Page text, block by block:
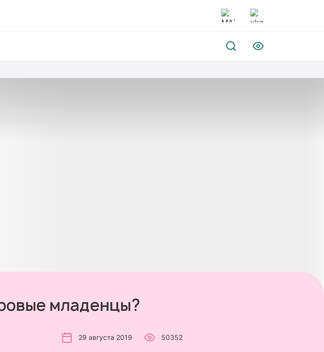
младенцы?
29 августа 2019 50352